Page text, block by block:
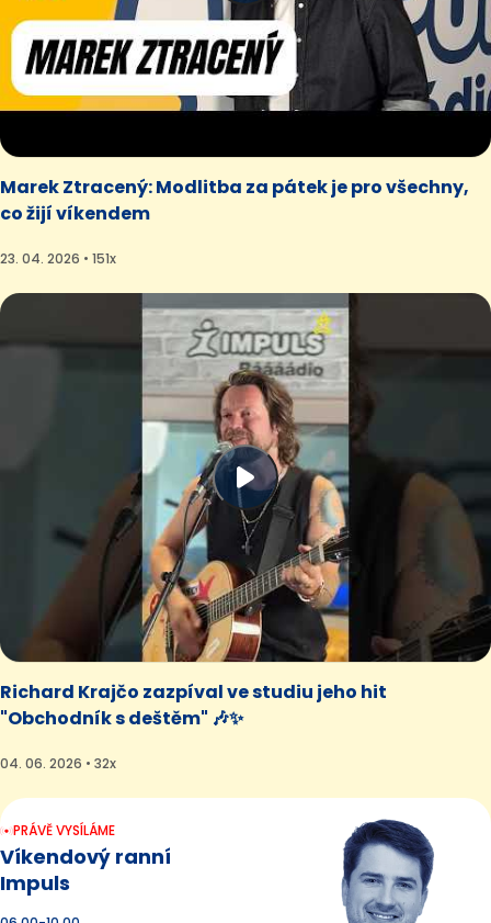
Marek Ztracený: Modlitba za pátek je pro všechny,
co žijí víkendem
23. 04. 2026 • 151x
Richard Krajčo zazpíval ve studiu jeho hit
"Obchodník s deštěm" 🎶✨
04. 06. 2026 • 32x
PRÁVĚ VYSÍLÁME
Víkendový ranní
Impuls